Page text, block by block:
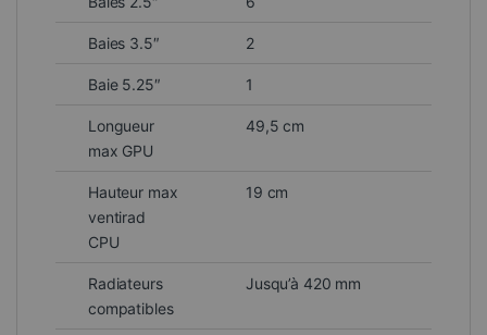
Baies 3.5″ 2
Baie 5.25″ 1
Longueur
max GPU
49,5 cm
Hauteur max
ventirad
CPU
19 cm
Radiateurs
compatibles
Jusqu’à 420 mm